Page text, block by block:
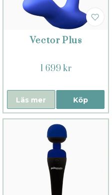
Vector Plus
1 699 kr
Köp
Läs mer